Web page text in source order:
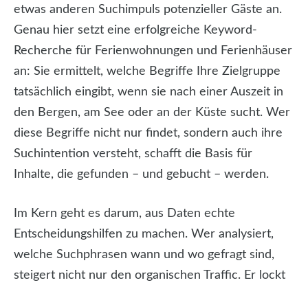
etwas anderen Suchimpuls potenzieller Gäste an.
Genau hier setzt eine erfolgreiche Keyword-
Recherche für Ferienwohnungen und Ferienhäuser
an: Sie ermittelt, welche Begriffe Ihre Zielgruppe
tatsächlich eingibt, wenn sie nach einer Auszeit in
den Bergen, am See oder an der Küste sucht. Wer
diese Begriffe nicht nur findet, sondern auch ihre
Suchintention versteht, schafft die Basis für
Inhalte, die gefunden – und gebucht – werden.
Im Kern geht es darum, aus Daten echte
Entscheidungshilfen zu machen. Wer analysiert,
welche Suchphrasen wann und wo gefragt sind,
steigert nicht nur den organischen Traffic. Er lockt